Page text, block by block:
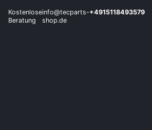
Kostenlose
Beratung
info@tecparts-
shop.de
+4915118493579